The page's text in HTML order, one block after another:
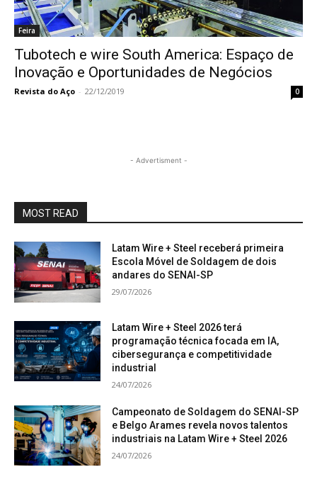
Feira
Tubotech e wire South America: Espaço de
Inovação e Oportunidades de Negócios
Revista do Aço - 22/12/2019 0
- Advertisment -
MOST READ
Latam Wire + Steel receberá primeira
Escola Móvel de Soldagem de dois
andares do SENAI-SP
29/07/2026
Latam Wire + Steel 2026 terá
programação técnica focada em IA,
cibersegurança e competitividade
industrial
24/07/2026
Campeonato de Soldagem do SENAI-SP
e Belgo Arames revela novos talentos
industriais na Latam Wire + Steel 2026
24/07/2026